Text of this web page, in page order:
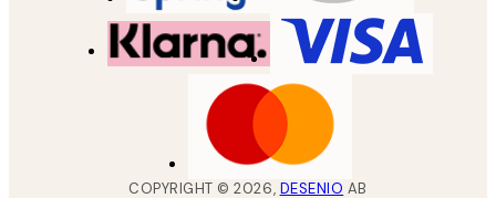
COPYRIGHT ©2026, DESENIO AB